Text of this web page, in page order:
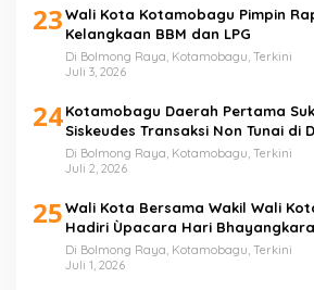
23Wali Kota Kotamobagu Pimpin
Kelangkaan BBM dan LPG
Di Bolmong Raya, Kotamobagu, Terkini
Juli 3, 2026
24Kotamobagu Daerah Pertama
Siskeudes Transaksi Non Tunai di
Di Bolmong Raya, Kotamobagu, Terkini
Juli 2, 2026
25Wali Kota Bersama Wakil Wali
Hadiri Ùpacara Hari
Di Bolmong Raya, Kotamobagu, Terkini
Juli 1, 2026